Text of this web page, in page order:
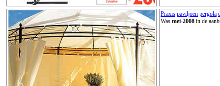
Praxis paviljoen pergola
Was mei-2008 in de